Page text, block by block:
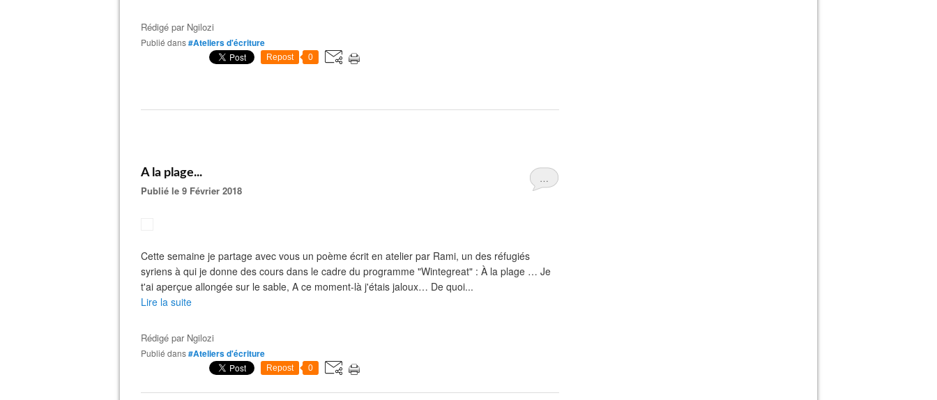
Rédigé par Ngilozi
Publié dans#Ateliers d'écriture
Repost 0
…
A la plage...
Publié le 9 Février 2018
Cette semaine je partage avec vous un poème écrit en atelier par Rami, un des réfugiés
syriens à qui je donne des cours dans le cadre du programme "Wintegreat" : À la plage … Je
t'ai aperçue allongée sur le sable, A ce moment-là j'étais jaloux… De quoi...
Lire la suite
Rédigé par Ngilozi
Publié dans#Ateliers d'écriture
Repost 0